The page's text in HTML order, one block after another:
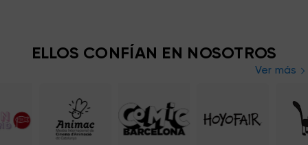
ELLOS CONFÍAN EN NOSOTROS
Ver más